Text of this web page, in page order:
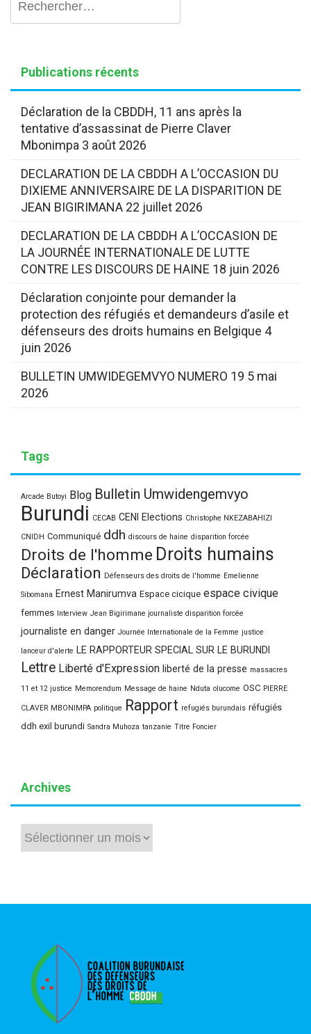
Publications récents
Déclaration de la CBDDH, 11 ans après la
tentative d’assassinat de Pierre Claver
Mbonimpa 3 août 2026
DECLARATION DE LA CBDDH A L’OCCASION DU
DIXIEME ANNIVERSAIRE DE LA DISPARITION DE
JEAN BIGIRIMANA 22 juillet 2026
DECLARATION DE LA CBDDH A L’OCCASION DE
LA JOURNÉE INTERNATIONALE DE LUTTE
CONTRE LES DISCOURS DE HAINE 18 juin 2026
Déclaration conjointe pour demander la
protection des réfugiés et demandeurs d’asile et
défenseurs des droits humains en Belgique 4
juin 2026
BULLETIN UMWIDEGEMVYO NUMERO 19 5 mai
2026
Tags
Arcade Butoyi Blog Bulletin Umwidengemvyo
Burundi CECAB CENI Elections Christophe NKEZABAHIZI
CNIDH Communiqué ddh discours de haine disparition forcée
Droits de l'homme Droits humains
Déclaration Défenseurs des droits de l'homme Emelienne
Sibomana Ernest Manirumva Espace cicique espace civique
femmes Interview Jean Bigirimane journaliste disparition forcée
journaliste en danger Journée Internationale de la Femme justice
lanceur d'alerte LE RAPPORTEUR SPECIAL SUR LE BURUNDI
Lettre Liberté d'Expression liberté de la presse massacres
11 et 12 justice Memorendum Message de haine Nduta olucome OSC PIERRE
CLAVER MBONIMPA politique Rapport refugiés burundais réfugiés
ddh exil burundi Sandra Muhoza tanzanie Titre Foncier
Archives
Archives